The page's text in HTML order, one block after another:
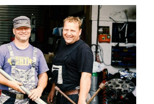
MICHA – DIE ZWEI VOM
SCHRAUBERHOF